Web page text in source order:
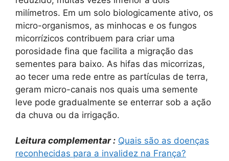
milímetros. Em um solo biologicamente ativo, os
micro-organismos, as minhocas e os fungos
micorrízicos contribuem para criar uma
porosidade fina que facilita a migração das
sementes para baixo. As hifas das micorrizas,
ao tecer uma rede entre as partículas de terra,
geram micro-canais nos quais uma semente
leve pode gradualmente se enterrar sob a ação
da chuva ou da irrigação.
Leitura complementar : Quais são as doenças
reconhecidas para a invalidez na França?